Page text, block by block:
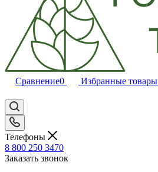
Сравнение0 Избранные товары
Телефоны
8 800 250 3470
Заказать звонок